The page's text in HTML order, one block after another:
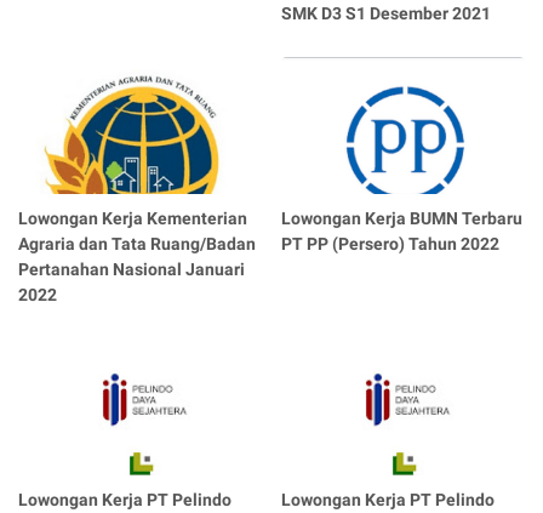
SMK D3 S1 Desember 2021
Lowongan Kerja Kementerian
Agraria dan Tata Ruang/Badan
Pertanahan Nasional Januari
2022
Lowongan Kerja BUMN Terbaru
PT PP (Persero) Tahun 2022
Lowongan Kerja PT Pelindo
Lowongan Kerja PT Pelindo